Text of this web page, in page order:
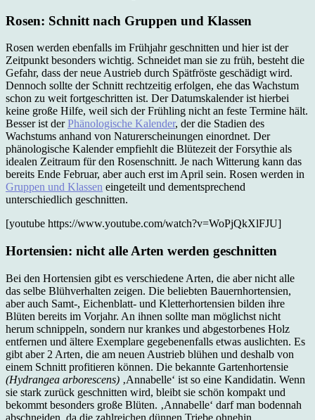
Rosen: Schnitt nach Gruppen und Klassen
Rosen werden ebenfalls im Frühjahr geschnitten und hier ist der
Zeitpunkt besonders wichtig. Schneidet man sie zu früh, besteht die
Gefahr, dass der neue Austrieb durch Spätfröste geschädigt wird.
Dennoch sollte der Schnitt rechtzeitig erfolgen, ehe das Wachstum
schon zu weit fortgeschritten ist. Der Datumskalender ist hierbei
keine große Hilfe, weil sich der Frühling nicht an feste Termine hält.
Besser ist derPhänologische Kalender, der die Stadien des
Wachstums anhand von Naturerscheinungen einordnet. Der
phänologische Kalender empfiehlt die Blütezeit der Forsythie als
idealen Zeitraum für den Rosenschnitt. Je nach Witterung kann das
bereits Ende Februar, aber auch erst im April sein. Rosen werden in
Gruppen und Klassen eingeteilt und dementsprechend
unterschiedlich geschnitten.
[youtube https://www.youtube.com/watch?v=WoPjQkXlFJU]
Hortensien: nicht alle Arten werden geschnitten
Bei den Hortensien gibt es verschiedene Arten, die aber nicht alle
das selbe Blühverhalten zeigen. Die beliebten Bauernhortensien,
aber auch Samt-, Eichenblatt- und Kletterhortensien bilden ihre
Blüten bereits im Vorjahr. An ihnen sollte man möglichst nicht
herum schnippeln, sondern nur krankes und abgestorbenes Holz
entfernen und ältere Exemplare gegebenenfalls etwas auslichten. Es
gibt aber 2 Arten, die am neuen Austrieb blühen und deshalb von
einem Schnitt profitieren können. Die bekannte Gartenhortensie
(Hydrangea arborescens) ‚Annabelle‘ ist so eine Kandidatin. Wenn
sie stark zurück geschnitten wird, bleibt sie schön kompakt und
bekommt besonders große Blüten. ‚Annabelle‘ darf man bodennah
abschneiden, da die zahlreichen dünnen Triebe ohnehin